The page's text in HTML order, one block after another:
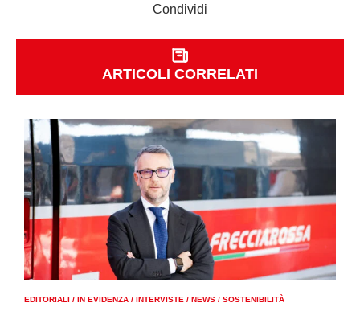
Condividi
ARTICOLI CORRELATI
EDITORIALI / IN EVIDENZA / INTERVISTE / NEWS / SOSTENIBILITÀ